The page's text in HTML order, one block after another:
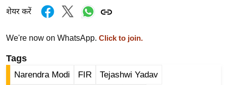
रं
न
ग
त
शेयर करें
We're now on WhatsApp. Click to join.
Tags
Narendra Modi FIR Tejashwi Yadav